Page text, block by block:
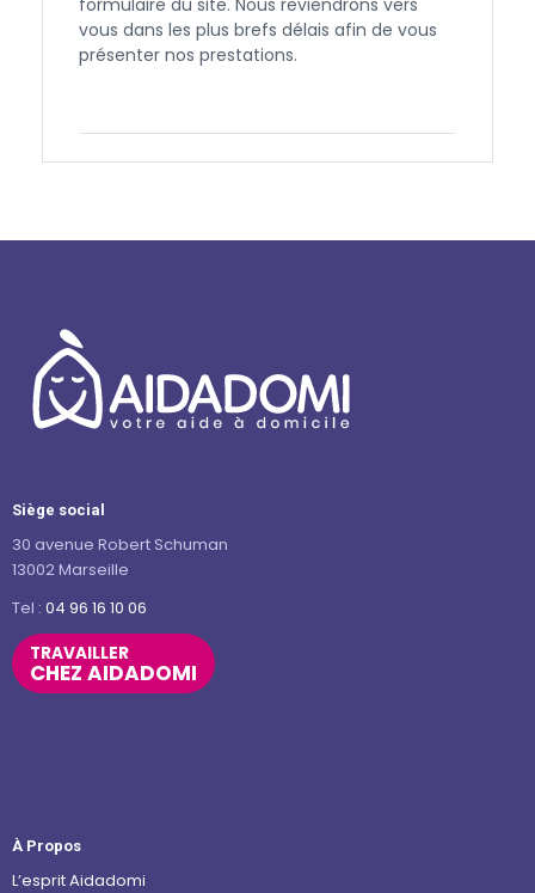
vous dans les plus brefs délais afin de vous
présenter nos prestations.
Siège social
30 avenue Robert Schuman
13002 Marseille
Tel : 04 96 16 10 06
TRAVAILLER
CHEZ AIDADOMI
À Propos
L’esprit Aidadomi